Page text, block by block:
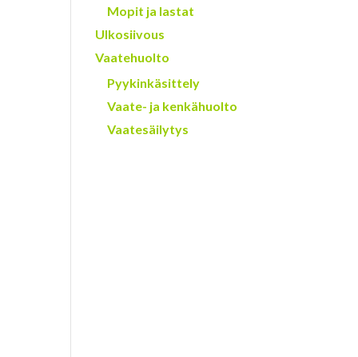
Mopit ja lastat
Ulkosiivous
Vaatehuolto
Pyykinkäsittely
Vaate- ja kenkähuolto
Vaatesäilytys